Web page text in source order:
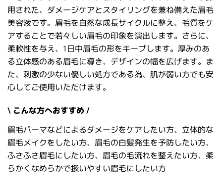
用された、ダメージケアとスタイリングを兼ね備えた眉毛
美容液です。眉毛を自然な成長サイクルに整え、毛質をケ
アすることで若々しい眉毛の印象を演出します。さらに、
柔軟性を与え、1日中眉毛の形をキープします。厚みのあ
る立体感のある眉毛に導き、デザインの幅を広げます。ま
た、刺激の少ない優しい処方である為、肌が弱い方でも安
心してご使用いただけます。
\ こんな方へおすすめ /
眉毛パーマなどによるダメージをケアしたい方、立体的な
眉毛メイクをしたい方、眉毛の白髪発生を予防したい方、
ふさふさ眉毛にしたい方、眉毛の毛流れを整えたい方、柔
らかくなめらかで扱いやすい眉毛にしたい方